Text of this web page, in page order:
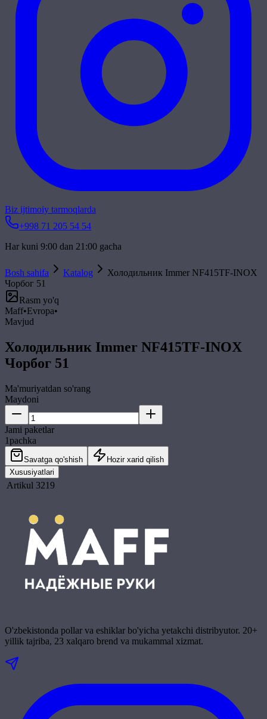
Biz ijtimoiy tarmoqlarda
+998 71 205 54 54
Har kuni 9:00 dan 21:00 gacha
Bosh sahifa Katalog
Холодильник Immer NF415TF-INOX
Чорбог 51
Rasm yo'q
Maff•Evropa•
Mavjud
Холодильник Immer NF415TF-INOX
Чорбог 51
Ma'muriyatdan so'rang
Maydoni
Jami paketlar
1pachka
Savatga qo'shish
Hozir xarid qilish
Xususiyatlari
Artikul 3219
O'zbekistonda pollar va eshiklar bo'yicha yetakchi distribyutor. 20+
yillik tajriba, 23 xalqaro brend va mukammal xizmat.